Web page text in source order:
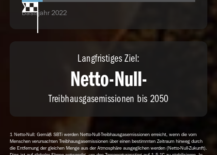
Basisjahr 2022
Langfristiges Ziel:
Netto-Null-
Treibhausgasemissionen bis 2050
1 Netto-Null: Gemäß SBTi werden Netto-Null-Treibhausgasemissionen erreicht, wenn die vom
Menschen verursachten Treibhausgasemissionen über einen bestimmten Zeitraum hinweg durch
die Entfernung der gleichen Menge aus der Atmosphäre ausgeglichen werden (Netto-Null-Zukunft).